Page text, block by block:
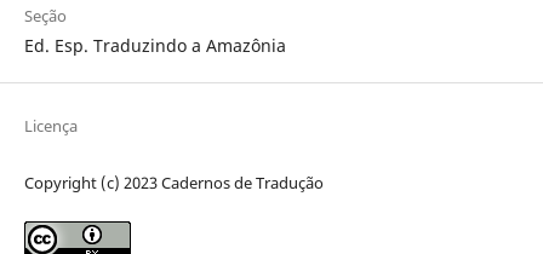
Seção
Ed. Esp. Traduzindo a Amazônia
Licença
Copyright (c) 2023 Cadernos de Tradução